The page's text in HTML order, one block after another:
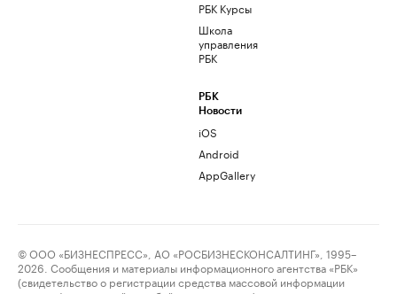
РБК Курсы
Школа
управления
РБК
РБК
Новости
iOS
Android
AppGallery
© ООО «БИЗНЕСПРЕСС», АО «РОСБИЗНЕСКОНСАЛТИНГ», 1995–
2026. Сообщения и материалы информационного агентства «РБК»
(свидетельство о регистрации средства массовой информации